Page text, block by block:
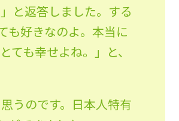
と返答しました。する
も好きなのよ。本当に
も幸せよね。」と、
うのです。日本人特有